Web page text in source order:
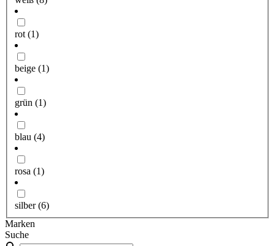
rot (1)
beige (1)
grün (1)
blau (4)
rosa (1)
silber(6)
Marken
Suche